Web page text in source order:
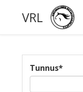
VRL
Tunnus*